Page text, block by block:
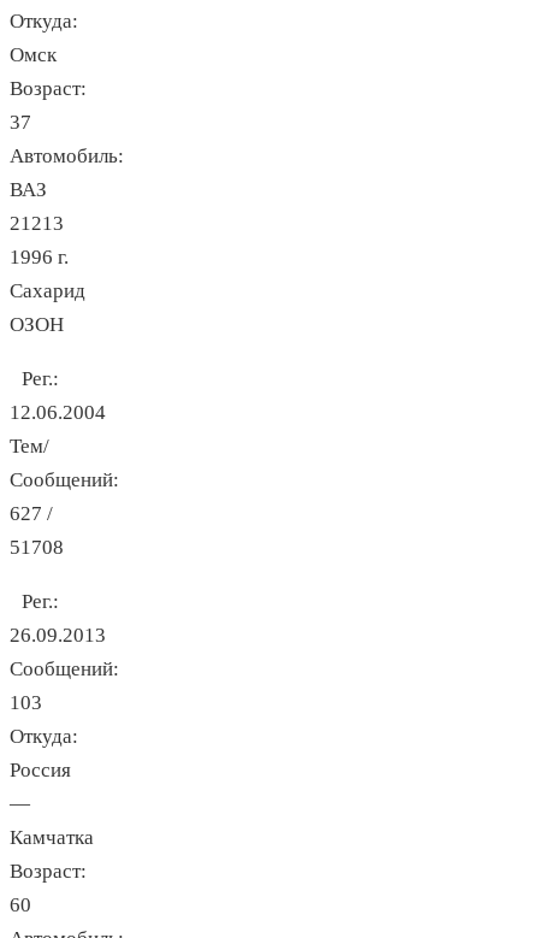
Откуда:
Омск
Возраст:
37
Автомобиль:
ВАЗ
21213
1996 г.
Сахарид
ОЗОН
Рег.:
12.06.2004
Тем/
Сообщений:
627 /
51708
Рег.:
26.09.2013
Сообщений:
103
Откуда:
Россия
—
Камчатка
Возраст:
60